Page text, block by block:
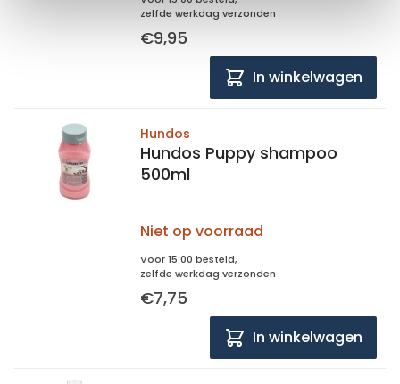
zelfde werkdag verzonden
€9,95
In winkelwagen
Hundos
Hundos Puppy shampoo
500ml
Niet op voorraad
Voor 15:00 besteld,
zelfde werkdag verzonden
€7,75
In winkelwagen